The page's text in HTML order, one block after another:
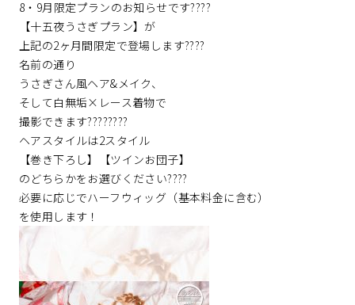
8・9月限定プランのお知らせです????
【十五夜うさぎプラン】が
上記の2ヶ月間限定で登場します????
名前の通り
うさぎさん風ヘア&メイク、
そして白無垢×レース着物で
撮影できます????????
ヘアスタイルは2スタイル
【巻き下ろし】【ツインお団子】
のどちらかをお選びください????
必要に応じでハーフウィッグ（基本料金に含む）
を使用します！